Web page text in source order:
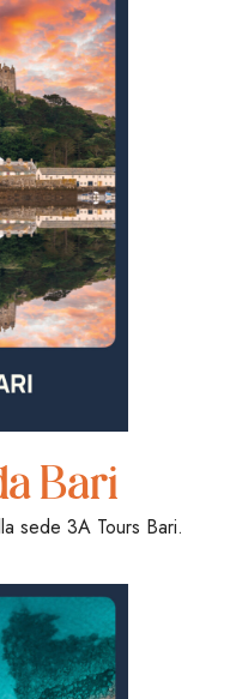
Bari
sede 3A Tours Bari.